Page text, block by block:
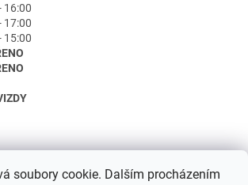
soubory cookie. Dalším procházením
16:00
17:00
15:00